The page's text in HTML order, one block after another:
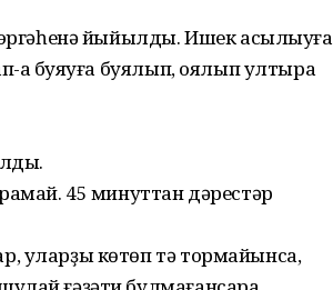
эргәһенә йыйылды. Ишек асылыуға
аҡ буяуға буялып, оялып ултыра
45 минуттан дәрестәр
уларҙы көтөп тә тормайынса,